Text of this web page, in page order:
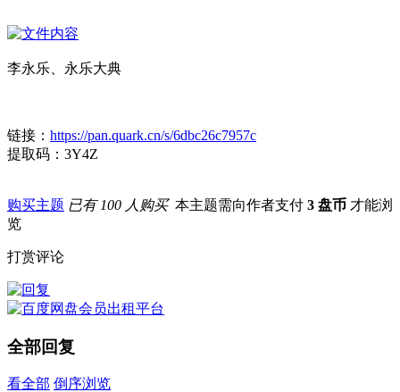
李永乐、永乐大典
链接： https://pan.quark.cn/s/6dbc26c7957c
提取码：3Y4Z
购买主题 已有 100 人购买 本主题需向作者支付 3 盘币 才能浏
览
打赏评论
全部回复
看全部 倒序浏览